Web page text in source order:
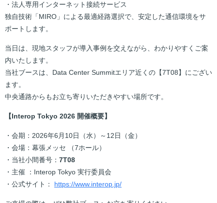
・法人専用インターネット接続サービス
独自技術「MIRO」による最適経路選択で、安定した通信環境をサ
ポートします。
当日は、現地スタッフが導入事例を交えながら、わかりやすくご案
内いたします。
当社ブースは、Data Center Summitエリア近くの【7T08】にござい
ます。
中央通路からもお立ち寄りいただきやすい場所です。
【Interop Tokyo 2026 開催概要】
・会期：2026年6月10日（水）～12日（金）
・会場：幕張メッセ （7ホール）
・当社小間番号： 7T08
・主催 ：Interop Tokyo 実行委員会
・公式サイト： https://www.interop.jp/